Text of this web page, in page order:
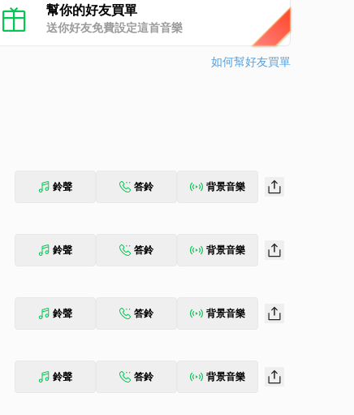
幫你的好友買單
送你好友免費設定這首音樂
如何幫好友買單
鈴聲 答鈴 背景音樂
鈴聲 答鈴 背景音樂
鈴聲 答鈴 背景音樂
鈴聲 答鈴 背景音樂